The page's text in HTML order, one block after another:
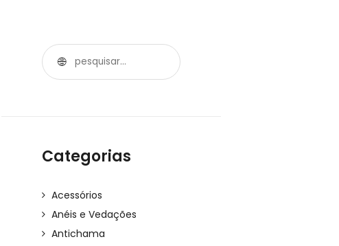
Categorias
Acessórios
Anéis e Vedações
Antichama